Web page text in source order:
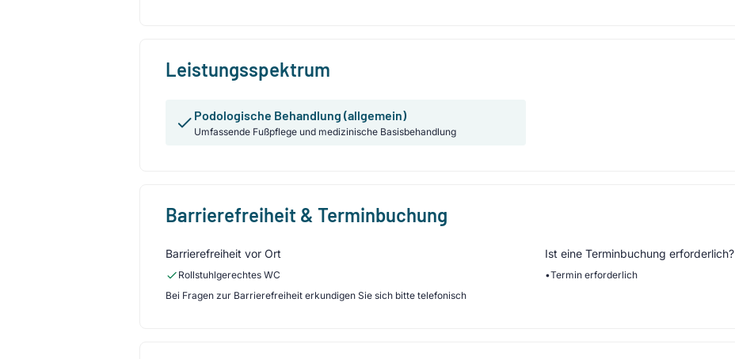
Leistungsspektrum
Podologische Behandlung (allgemein)
Umfassende Fußpflege und medizinische Basisbehandlung
Barrierefreiheit & Terminbuchung
Barrierefreiheit vor Ort
Rollstuhlgerechtes WC
Bei Fragen zur Barrierefreiheit erkundigen Sie sich bitte telefonisch
Ist eine Terminbuchung erforderlich?
•Termin erforderlich